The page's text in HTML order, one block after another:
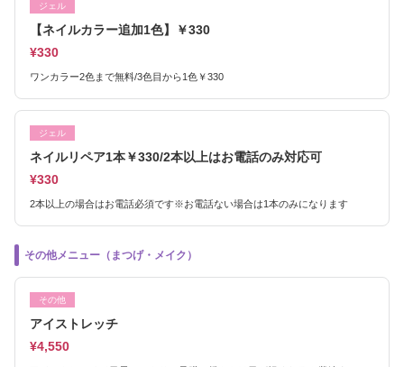
ジェル
【ネイルカラー追加1色】￥330
¥330
ワンカラー2色まで無料/3色目から1色￥330
ジェル
ネイルリペア1本￥330/2本以上はお電話のみ対応可
¥330
2本以上の場合はお電話必須です※お電話ない場合は1本のみになります
その他メニュー（まつげ・メイク）
その他
アイストレッチ
¥4,550